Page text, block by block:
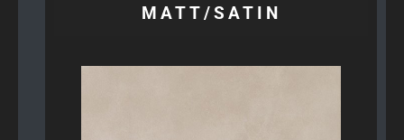
MATT/SATIN